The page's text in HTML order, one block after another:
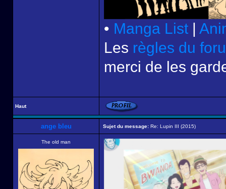
• Manga List |
Les règles du
merci de les
Haut
ange bleu Sujet du message: Re: Lupin III (2015)
The old man